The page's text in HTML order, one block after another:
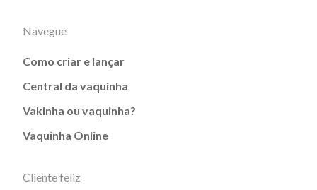
Navegue
Como criar e lançar
Central da vaquinha
Vakinha ou vaquinha?
Vaquinha Online
Cliente feliz